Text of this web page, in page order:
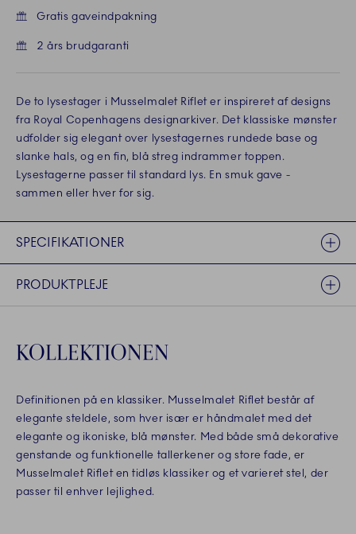
Gratis gaveindpakning
2 års brudgaranti
De to lysestager i Musselmalet Riflet er inspireret af designs
fra Royal Copenhagens designarkiver. Det klassiske mønster
udfolder sig elegant over lysestagernes rundede base og
slanke hals, og en fin, blå streg indrammer toppen.
Lysestagerne passer til standard lys. En smuk gave -
sammen eller hver for sig.
SPECIFIKATIONER
PRODUKTPLEJE
KOLLEKTIONEN
Definitionen på en klassiker. Musselmalet Riflet består af
elegante steldele, som hver især er håndmalet med det
elegante og ikoniske, blå mønster. Med både små dekorative
genstande og funktionelle tallerkener og store fade, er
Musselmalet Riflet en tidløs klassiker og et varieret stel, der
passer til enhver lejlighed.